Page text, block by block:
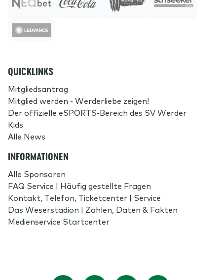
QUICKLINKS
Mitgliedsantrag
Mitglied werden - Werderliebe zeigen!
Der offizielle eSPORTS-Bereich des SV Werder
Kids
Alle News
INFORMATIONEN
Alle Sponsoren
FAQ Service | Häufig gestellte Fragen
Kontakt, Telefon, Ticketcenter | Service
Das Weserstadion | Zahlen, Daten & Fakten
Medienservice Startcenter